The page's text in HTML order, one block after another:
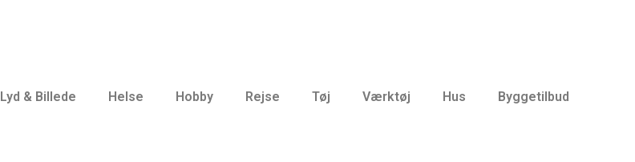
Lyd & Billede Helse Hobby Rejse Tøj Værktøj Hus Byggetilbud